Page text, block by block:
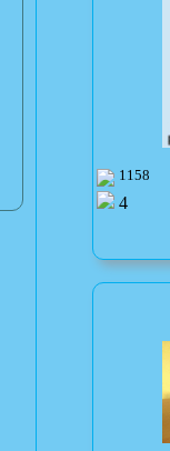
1158
4